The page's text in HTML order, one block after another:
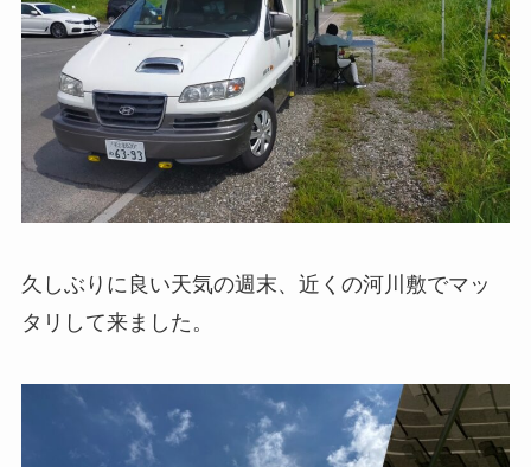
久しぶりに良い天気の週末、近くの河川敷でマッ
タリして来ました。